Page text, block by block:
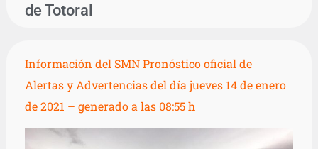
de Totoral
Información del SMN Pronóstico oficial de
Alertas y Advertencias del día jueves 14 de enero
de 2021 – generado a las 08:55 h